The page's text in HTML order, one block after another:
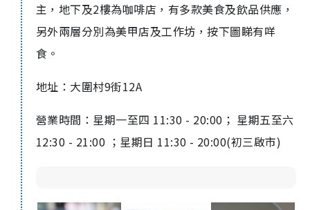
主，地下及2樓為咖啡店，有多款美食及飲品供應，
另外兩層分別為美甲店及工作坊，按下圖睇有咩
食。
地址：大圍村9街12A
營業時間：星期一至四 11:30 - 20:00； 星期五至六
12:30 - 21:00 ；星期日 11:30 - 20:00(初三啟市)